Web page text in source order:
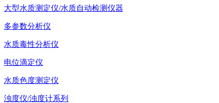
大型水质测定仪/水质自动检测仪器
多参数分析仪
水质毒性分析仪
电位滴定仪
水质色度测定仪
浊度仪/浊度计系列